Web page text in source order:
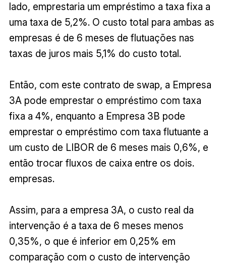
lado, emprestaria um empréstimo a taxa fixa a
uma taxa de 5,2%. O custo total para ambas as
empresas é de 6 meses de flutuações nas
taxas de juros mais 5,1% do custo total.
Então, com este contrato de swap, a Empresa
3A pode emprestar o empréstimo com taxa
fixa a 4%, enquanto a Empresa 3B pode
emprestar o empréstimo com taxa flutuante a
um custo de LIBOR de 6 meses mais 0,6%, e
então trocar fluxos de caixa entre os dois.
empresas.
Assim, para a empresa 3A, o custo real da
intervenção é a taxa de 6 meses menos
0,35%, o que é inferior em 0,25% em
comparação com o custo de intervenção